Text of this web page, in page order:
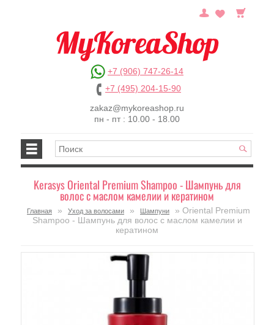
+7 (906) 747-26-14
+7 (495) 204-15-90
zakaz@mykoreashop.ru
пн - пт : 10.00 - 18.00
Kerasys Oriental Premium Shampoo - Шампунь для
волос с маслом камелии и кератином
Главная » Уход за волосами » Шампуни
» Oriental Premium
Shampoo - Шампунь для волос с маслом камелии и
кератином